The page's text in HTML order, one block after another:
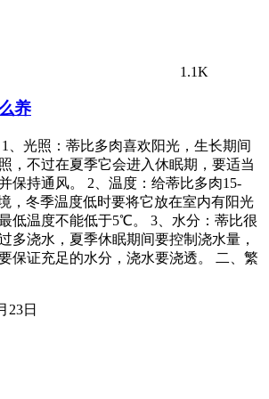
1.1K
养
、光照：蒂比多肉喜欢阳光，生长期间
，不过在夏季它会进入休眠期，要适当
保持通风。 2、温度：给蒂比多肉15-
，冬季温度低时要将它放在室内有阳光
低温度不能低于5℃。 3、水分：蒂比很
多浇水，夏季休眠期间要控制浇水量，
保证充足的水分，浇水要浇透。 二、繁
23日